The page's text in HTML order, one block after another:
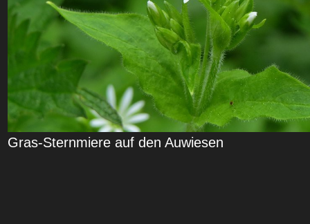
Gras-Sternmiere auf den Auwiesen